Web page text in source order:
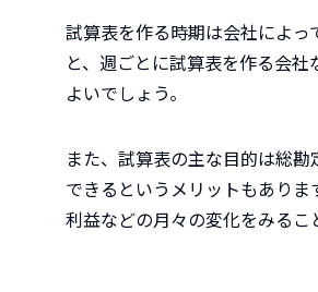
試算表を作る時期は会社によ
と、週ごとに試算表を作る会
よいでしょう。
また、試算表の主な目的は総
できるというメリットもありま
利益などの月々の変化をみるこ